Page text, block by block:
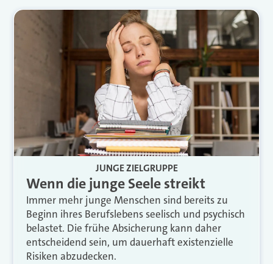
JUNGE ZIELGRUPPE
Wenn die junge Seele streikt
Immer mehr junge Menschen sind bereits zu
Beginn ihres Berufslebens seelisch und psychisch
belastet. Die frühe Absicherung kann daher
entscheidend sein, um dauerhaft existenzielle
Risiken abzudecken.